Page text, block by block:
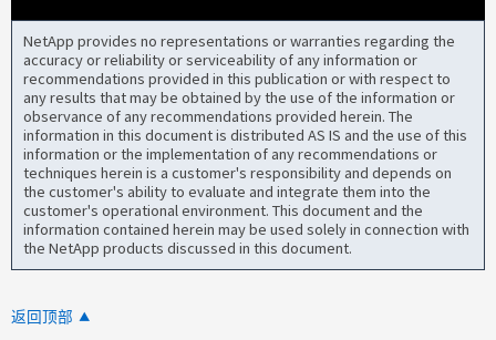
NetApp provides no representations or warranties regarding the
accuracy or reliability or serviceability of any information or
recommendations provided in this publication or with respect to
any results that may be obtained by the use of the information or
observance of any recommendations provided herein. The
information in this document is distributed AS IS and the use of this
information or the implementation of any recommendations or
techniques herein is a customer's responsibility and depends on
the customer's ability to evaluate and integrate them into the
customer's operational environment. This document and the
information contained herein may be used solely in connection with
the NetApp products discussed in this document.
返回顶部